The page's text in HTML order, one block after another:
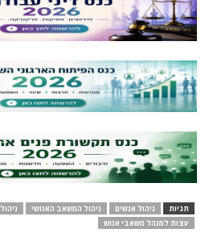
תגיות ניהול אנשים ניהול המשאב האנושי
עצות למנהל משאבי אנוש